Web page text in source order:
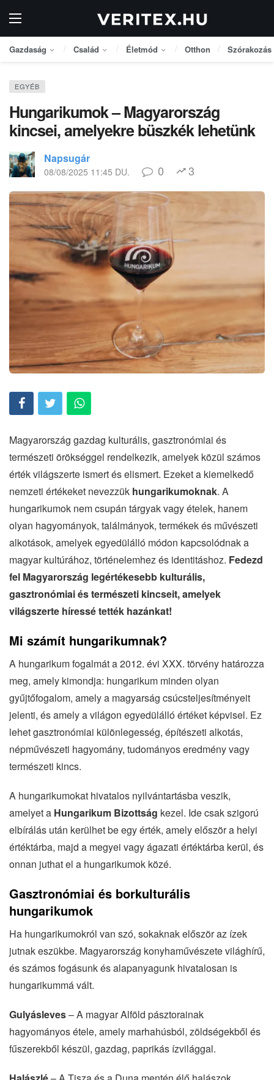
Gazdaság Család Életmód Otthon Szórakozás
EGYÉB
Hungarikumok – Magyarország
kincsei, amelyekre büszkék lehetünk
Napsugár
08/08/2025 11:45 DU. 0 3
Magyarország gazdag kulturális, gasztronómiai és
természeti örökséggel rendelkezik, amelyek közül számos
érték világszerte ismert és elismert. Ezeket a kiemelkedő
nemzeti értékeket nevezzük hungarikumoknak. A
hungarikumok nem csupán tárgyak vagy ételek, hanem
olyan hagyományok, találmányok, termékek és művészeti
alkotások, amelyek egyedülálló módon kapcsolódnak a
magyar kultúrához, történelemhez és identitáshoz. Fedezd
fel Magyarország legértékesebb kulturális,
gasztronómiai és természeti kincseit, amelyek
világszerte híressé tették hazánkat!
Mi számít hungarikumnak?
A hungarikum fogalmát a 2012. évi XXX. törvény határozza
meg, amely kimondja: hungarikum minden olyan
gyűjtőfogalom, amely a magyarság csúcsteljesítményeit
jelenti, és amely a világon egyedülálló értéket képvisel. Ez
lehet gasztronómiai különlegesség, építészeti alkotás,
népművészeti hagyomány, tudományos eredmény vagy
természeti kincs.
A hungarikumokat hivatalos nyilvántartásba veszik,
amelyet a Hungarikum Bizottság kezel. Ide csak szigorú
elbírálás után kerülhet be egy érték, amely először a helyi
értéktárba, majd a megyei vagy ágazati értéktárba kerül, és
onnan juthat el a hungarikumok közé.
Gasztronómiai és borkulturális
hungarikumok
Ha hungarikumokról van szó, sokaknak először az ízek
jutnak eszükbe. Magyarország konyhaművészete világhírű,
és számos fogásunk és alapanyagunk hivatalosan is
hungarikummá vált.
Gulyásleves– A magyar Alföld pásztorainak
hagyományos étele, amely marhahúsból, zöldségekből és
fűszerekből készül, gazdag, paprikás ízvilággal.